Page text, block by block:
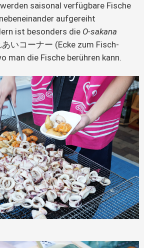
saisonal verfügbare Fische
aufgereiht
ist besonders die O-sakana
いコーナー (Ecke zum Fisch-
man die Fische berühren kann.